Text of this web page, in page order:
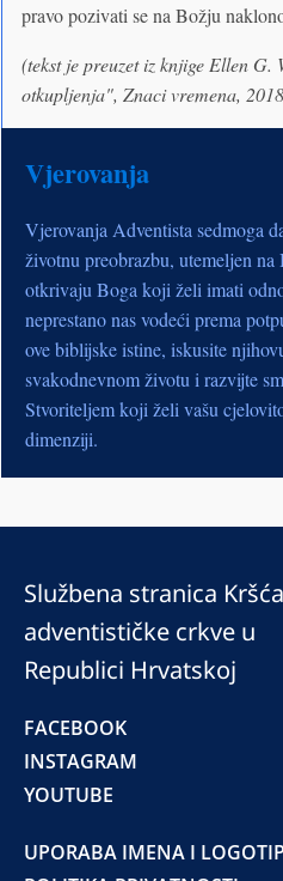
pravo pozivati se na Božju
(tekst je preuzet iz knjige Ellen G.
otkupljenja", Znaci vremena,
Vjerovanja
Vjerovanja Adventista sedmoga
životnu preobrazbu, utemeljen
otkrivaju Boga koji želi imati
neprestano nas vodeći prema
ove biblijske istine, iskusite
svakodnevnom životu i razvijte
Stvoriteljem koji želi vašu
dimenziji.
Službena stranica
adventističke crkve u
Republici Hrvatskoj
FACEBOOK
INSTAGRAM
YOUTUBE
UPORABA IMENA I